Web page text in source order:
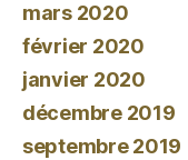
mars 2020
février 2020
janvier 2020
décembre 2019
septembre 2019